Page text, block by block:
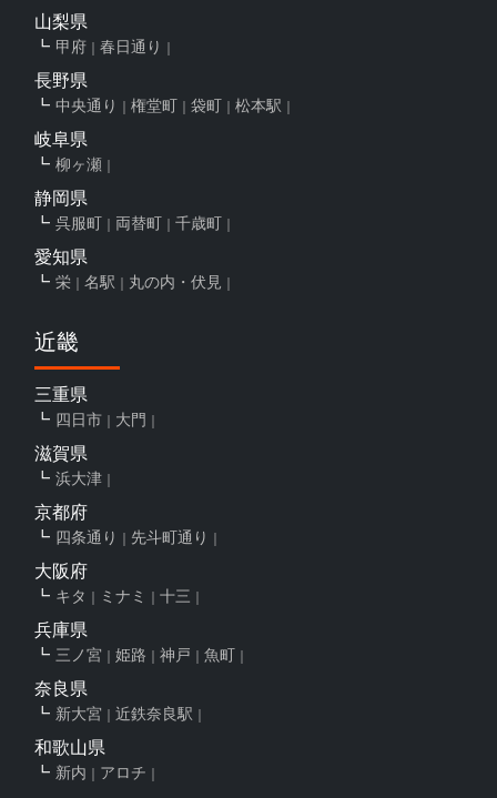
山梨県
甲府 春日通り
長野県
中央通り 権堂町 袋町 松本駅
岐阜県
柳ヶ瀬
静岡県
呉服町 両替町 千歳町
愛知県
栄 名駅 丸の内・伏見
近畿
三重県
四日市 大門
滋賀県
浜大津
京都府
四条通り 先斗町通り
大阪府
キタ ミナミ 十三
兵庫県
三ノ宮 姫路 神戸 魚町
奈良県
新大宮 近鉄奈良駅
和歌山県
新内 アロチ